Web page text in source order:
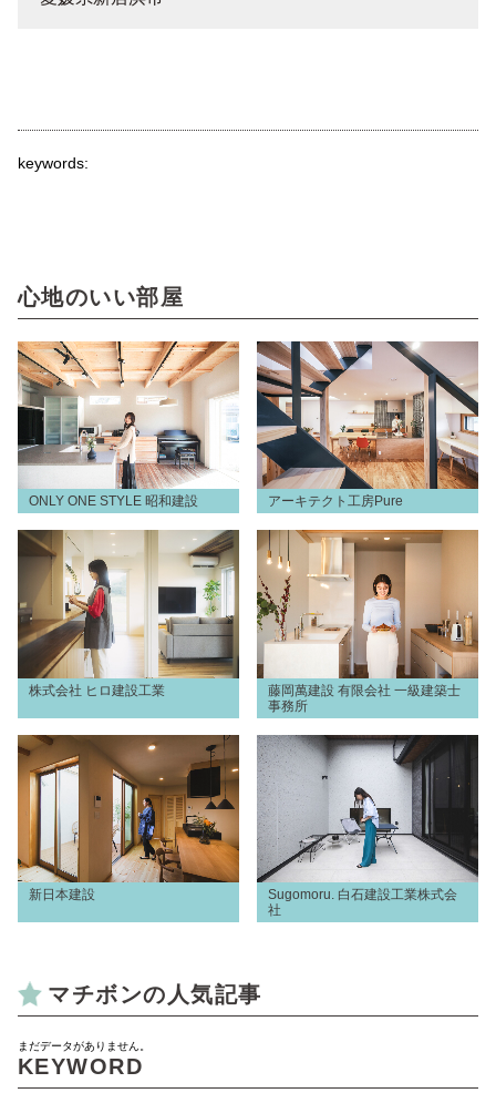
keywords:
心地のいい部屋
ONLY ONE STYLE 昭和建設 アーキテクト工房Pure
株式会社 ヒロ建設工業
藤岡萬建設 有限会社 一級建築士
事務所
新日本建設
Sugomoru. 白石建設工業株式会
社
マチボンの人気記事
まだデータがありません。
KEYWORD